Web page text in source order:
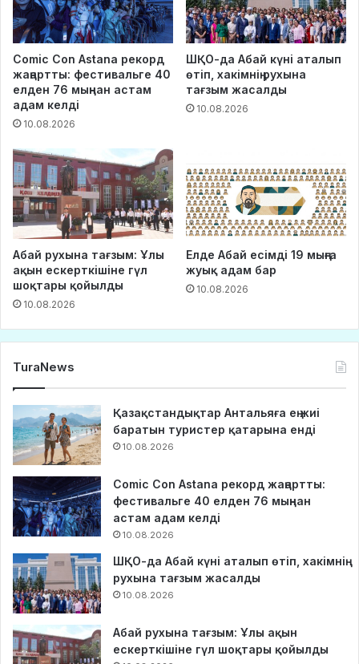
Comic Con Astana рекорд
жаңартты: фестивальге 40
елден 76 мыңнан астам
адам келді
10.08.2026
ШҚО-да Абай күні аталып
өтіп, хакімнің рухына
тағзым жасалды
10.08.2026
Абай рухына тағзым: Ұлы
ақын ескерткішіне гүл
шоқтары қойылды
10.08.2026
Елде Абай есімді 19 мыңға
жуық адам бар
10.08.2026
TuraNews
Қазақстандықтар Антальяға ең жиі
баратын туристер қатарына енді
10.08.2026
Comic Con Astana рекорд жаңартты:
фестивальге 40 елден 76 мыңнан
астам адам келді
10.08.2026
ШҚО-да Абай күні аталып өтіп, хакімнің
рухына тағзым жасалды
10.08.2026
Абай рухына тағзым: Ұлы ақын
ескерткішіне гүл шоқтары қойылды